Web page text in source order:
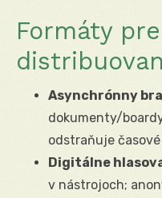
Formáty
Asynchrónny
dokumenty/
odstraňuje
Digitálne
v nástrojoch;